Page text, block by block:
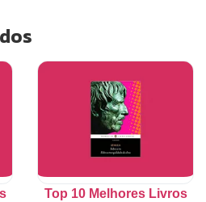
Top 10 Melhores Livros